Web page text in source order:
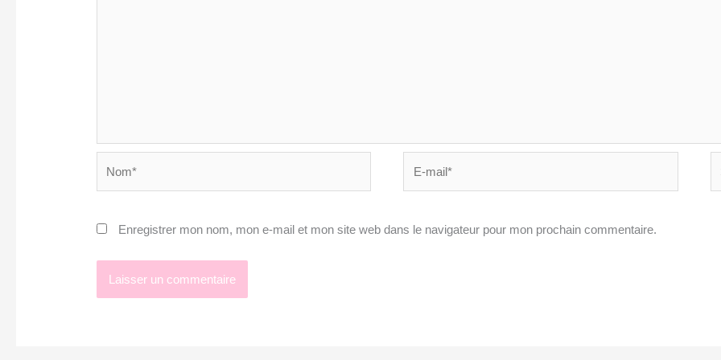
mail*
Enregistrer mon nom, mon e-mail et mon site web dans le navigateur pour mon prochain commentaire.